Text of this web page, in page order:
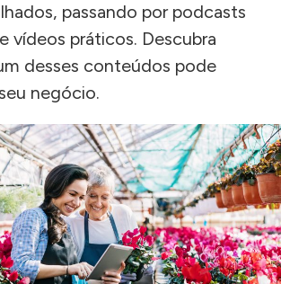
passando por podcasts
vídeos práticos. Descubra
desses conteúdos pode
negócio.